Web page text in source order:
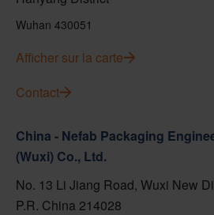
Wuhan 430051
Afficher sur la carte
Contact
China - Nefab Packaging
(Wuxi) Co., Ltd.
No. 13 Li Jiang Road, Wuxi New
P.R. China 214028